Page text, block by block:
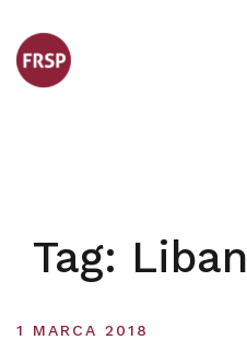
content
Tag: Liban
1 MARCA 2018